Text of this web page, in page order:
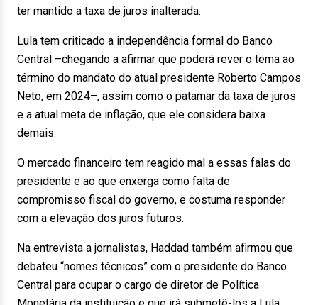
ter mantido a taxa de juros inalterada.
Lula tem criticado a independência formal do Banco
Central –chegando a afirmar que poderá rever o tema ao
término do mandato do atual presidente Roberto Campos
Neto, em 2024–, assim como o patamar da taxa de juros
e a atual meta de inflação, que ele considera baixa
demais.
O mercado financeiro tem reagido mal a essas falas do
presidente e ao que enxerga como falta de
compromisso fiscal do governo, e costuma responder
com a elevação dos juros futuros.
Na entrevista a jornalistas, Haddad também afirmou que
debateu “nomes técnicos” com o presidente do Banco
Central para ocupar o cargo de diretor de Política